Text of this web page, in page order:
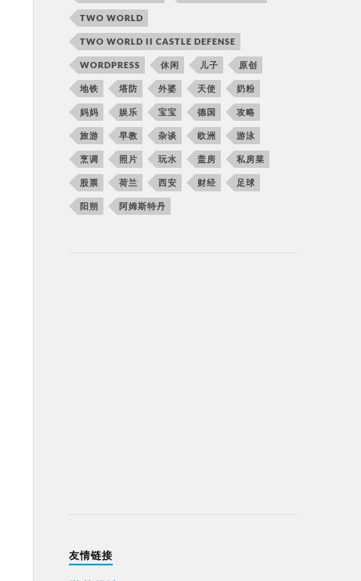
TWO WORLD
TWO WORLD II CASTLE DEFENSE
WORDPRESS 休闲 儿子 原创
地铁 塔防 外婆 天使 奶粉
妈妈 娱乐 宝宝 德国 攻略
旅游 早教 杂谈 欧洲 游泳
烹调 照片 玩水 盖房 私房菜
股票 荷兰 西安 财经 足球
阳朔 阿姆斯特丹
友情链接